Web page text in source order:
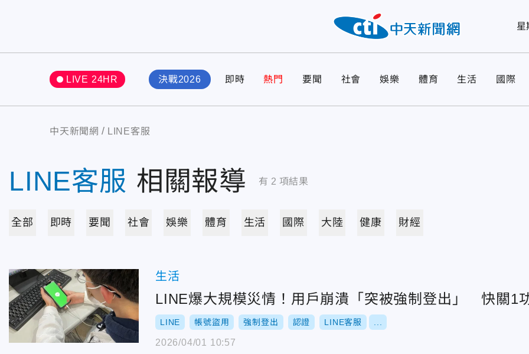
星
LIVE 24HR 決戰2026 即時 熱門 要聞 社會 娛樂 體育 生活 國際
中天新聞網 LINE客服
LINE客服 相關報導 有 2 項結果
全部 即時 要聞 社會 娛樂 體育 生活 國際 大陸 健康 財經
生活
LINE爆大規模災情！用戶崩潰「突被強制登出」 快關1
LINE 帳號盜用 強制登出 認證 LINE客服
2026/04/01 10:57